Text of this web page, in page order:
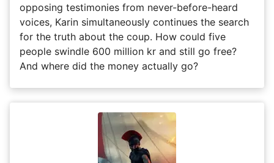
opposing testimonies from never-before-heard
voices, Karin simultaneously continues the search
for the truth about the coup. How could five
people swindle 600 million kr and still go free?
And where did the money actually go?